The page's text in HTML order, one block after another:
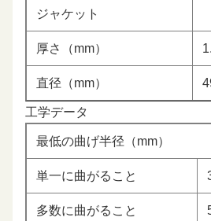
ジャケット
厚さ（mm）
直径（mm）
工学データ
最低の曲げ半径（mm）
単一に曲がること
多数に曲がること